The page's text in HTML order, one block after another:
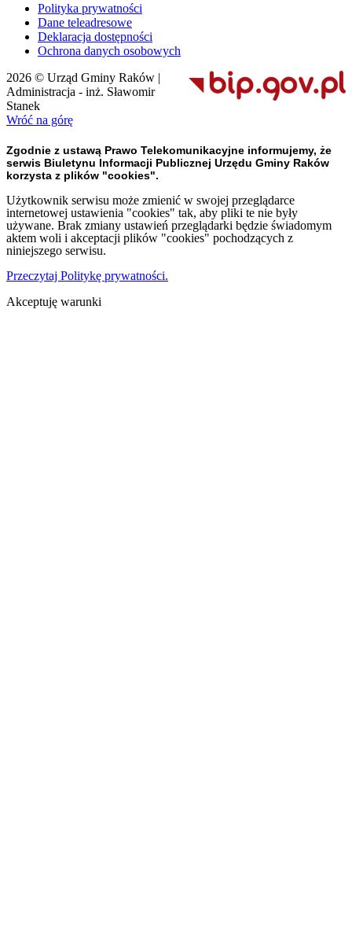
Polityka prywatności
Dane teleadresowe
Deklaracja dostępności
Ochrona danych osobowych
2026 © Urząd Gminy Raków |
Administracja - inż. Sławomir
Stanek
Wróć na górę
Zgodnie z ustawą Prawo Telekomunikacyjne informujemy, że
serwis Biuletynu Informacji Publicznej Urzędu Gminy Raków
korzysta z plików "cookies".
Użytkownik serwisu może zmienić w swojej przeglądarce
internetowej ustawienia "cookies" tak, aby pliki te nie były
używane. Brak zmiany ustawień przeglądarki będzie świadomym
aktem woli i akceptacji plików "cookies" pochodzących z
niniejszego serwisu.
Przeczytaj Politykę prywatności.
Akceptuję warunki